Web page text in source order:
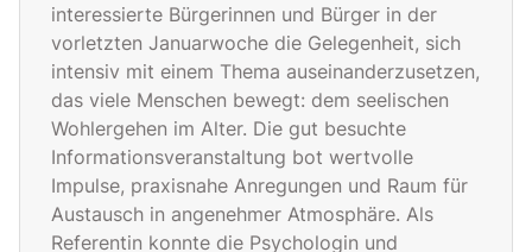
interessierte Bürgerinnen und Bürger in der
vorletzten Januarwoche die Gelegenheit, sich
intensiv mit einem Thema auseinanderzusetzen,
das viele Menschen bewegt: dem seelischen
Wohlergehen im Alter. Die gut besuchte
Informationsveranstaltung bot wertvolle
Impulse, praxisnahe Anregungen und Raum für
Austausch in angenehmer Atmosphäre. Als
Referentin konnte die Psychologin und